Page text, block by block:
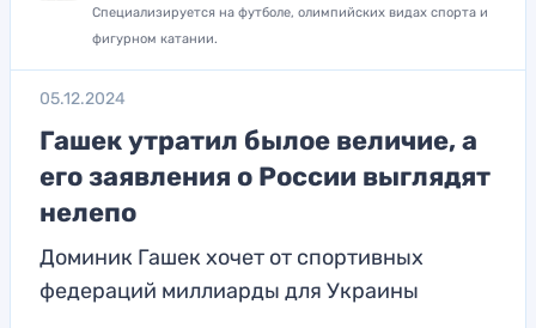
Специализируется на футболе, олимпийских видах спорта и
фигурном катании.
05.12.2024
Гашек утратил былое величие, а
его заявления о России выглядят
нелепо
Доминик Гашек хочет от спортивных
федераций миллиарды для Украины